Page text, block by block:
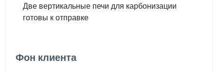
Две вертикальные печи для карбонизации
готовы к отправке
Фон клиента